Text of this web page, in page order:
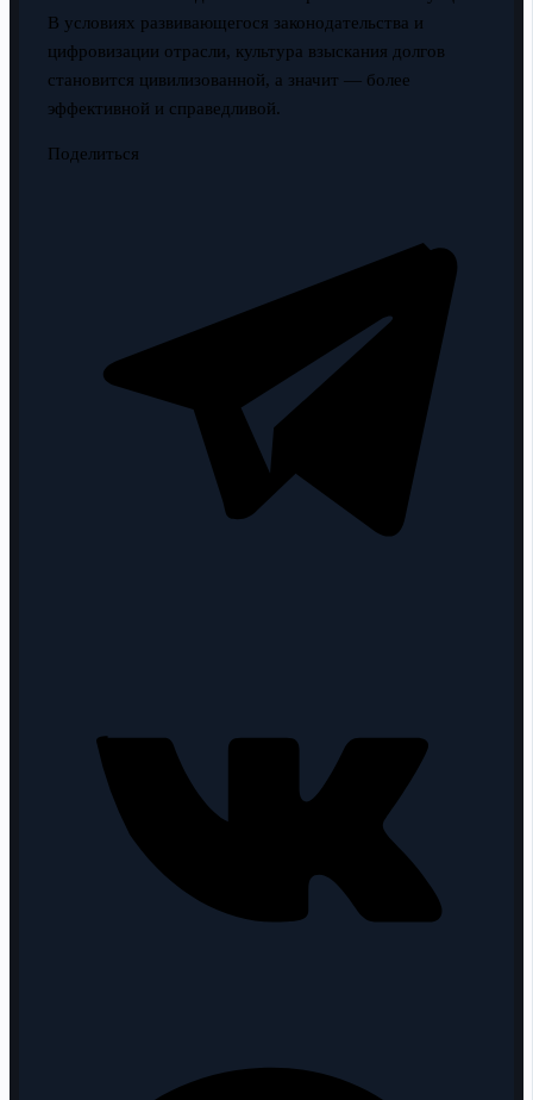
В условиях развивающегося законодательства и
цифровизации отрасли, культура взыскания долгов
становится цивилизованной, а значит — более
эффективной и справедливой.
Поделиться